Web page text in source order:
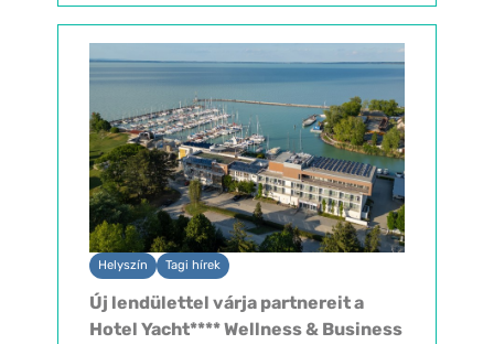
középpontjában az idei Event Touch
rendezvényszakmai konferenciánk
tapasztalatainak értékelése állt.
Átbeszéltük, mi...
Helyszín Tagi hírek
Új lendülettel várja partnereit a
Hotel Yacht**** Wellness & Business